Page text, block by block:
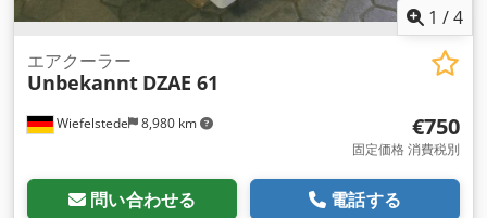
1 /4
Wiefelstede 8,980 km
エアクーラー
Unbekannt DZAE 61
€750
固定価格 消費税別
問い合わせる 電話する